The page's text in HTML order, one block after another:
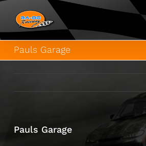
Zum
Inhalt
springen
Pauls Garage
Pauls Garage